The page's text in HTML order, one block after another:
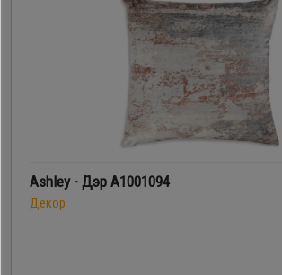
Ashley - Дэр A1001094
Декор